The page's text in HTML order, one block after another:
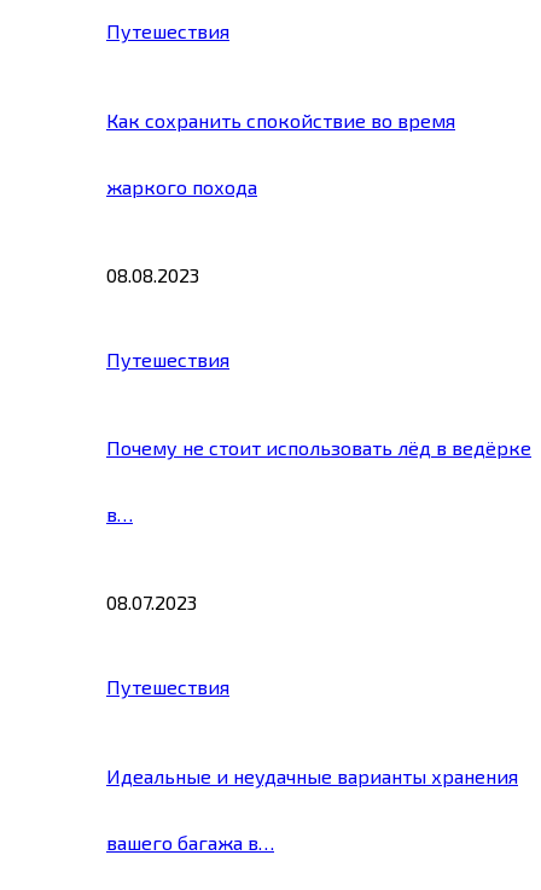
Путешествия
Как сохранить спокойствие во время
жаркого похода
08.08.2023
Путешествия
Почему не стоит использовать лёд в ведёрке
в…
08.07.2023
Путешествия
Идеальные и неудачные варианты хранения
вашего багажа в…